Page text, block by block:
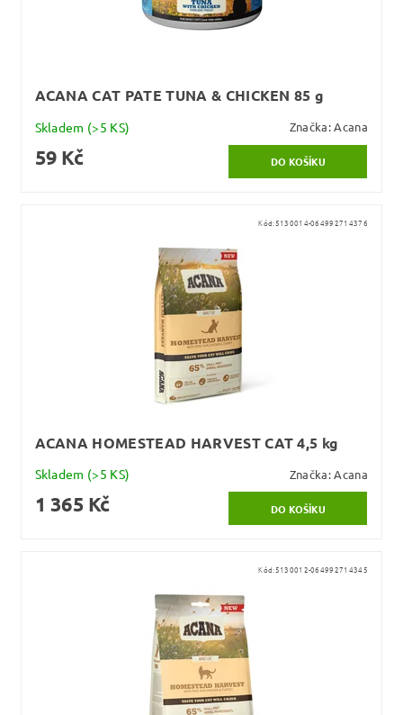
ACANA CAT PATE TUNA & CHICKEN 85 g
Skladem (>5 KS) Značka:Acana
59 Kč
Kód:5130014-064992714376
ACANA HOMESTEAD HARVEST CAT 4,5 kg
Skladem (>5 KS) Značka:Acana
1 365 Kč
Kód:5130012-064992714345